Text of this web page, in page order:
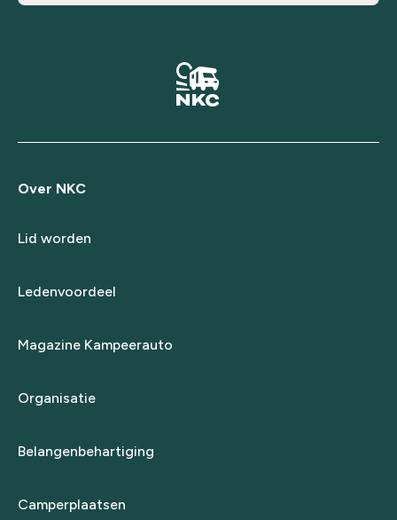
Over NKC
Lid worden
Ledenvoordeel
Magazine Kampeerauto
Organisatie
Belangenbehartiging
Camperplaatsen